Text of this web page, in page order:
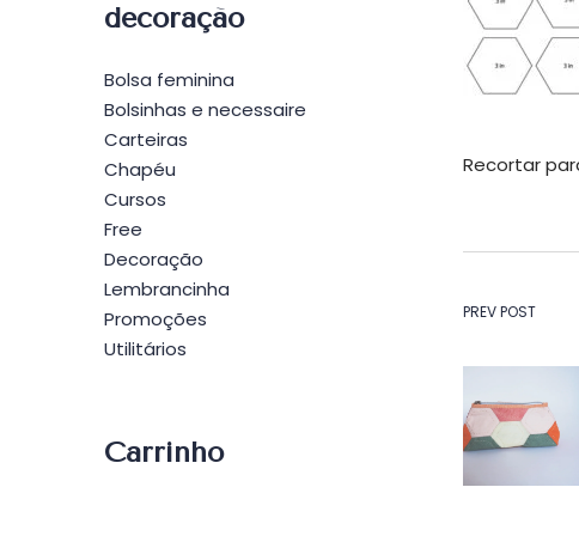
Recortar
de
Post
PREV POST
decoração
Bolsa feminina
Bolsinhas e necessaire
Carteiras
Chapéu
Cursos
Free
Decoração
Lembrancinha
Promoções
Utilitários
Carrinho